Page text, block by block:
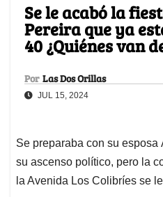
Se le acabó la
Pereira que ya
40 ¿Quiénes van
Por Las Dos Orillas
JUL 15, 2024
Se preparaba con su
su ascenso político, pero la
la Avenida Los Colibríes se